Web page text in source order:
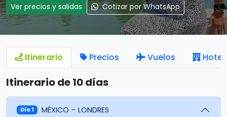
Ver precios y salidas Cotizar por WhatsApp
Itinerario Precios Vuelos
Itinerario de 10 días
Día 1 MÉXICO – LONDRES